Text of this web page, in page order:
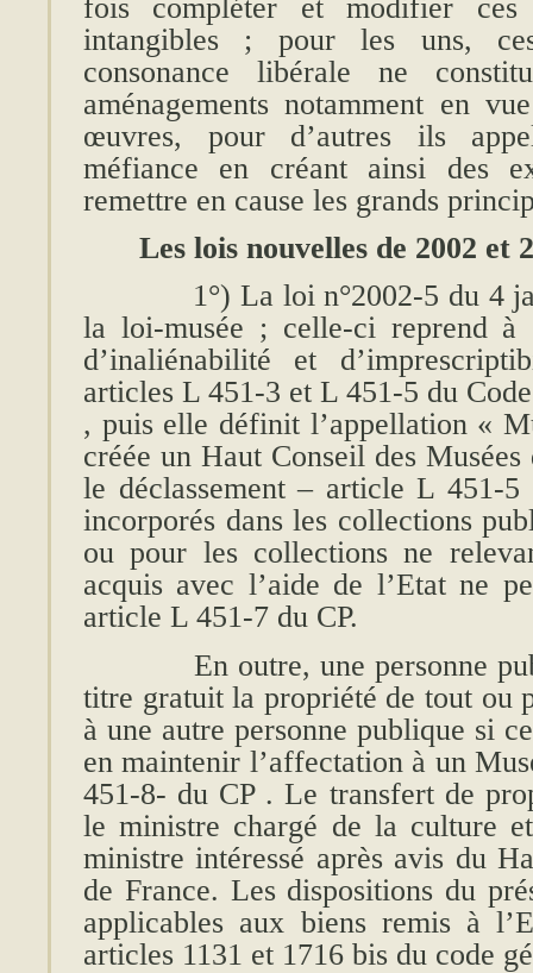
fois compléter et modifier ces
intangibles ; pour les uns,
consonance libérale ne
aménagements notamment en
œuvres, pour d’autres ils
méfiance en créant ainsi des
remettre en cause les grands
Les lois nouvelles de 2002 et
1°) La loi n°2002-5 du 4
la loi-musée ; celle-ci reprend à
d’inaliénabilité et
articles L 451-3 et L 451-5 du
, puis elle définit l’appellation «
créée un Haut Conseil des
le déclassement – article L 451-
incorporés dans les collections
ou pour les collections ne
acquis avec l’aide de l’Etat ne
article L 451-7 du CP.
En outre, une personne
titre gratuit la propriété de tout ou
à une autre personne publique si
en maintenir l’affectation à un
451-8- du CP . Le transfert de
le ministre chargé de la culture
ministre intéressé après avis du
de France. Les dispositions du
applicables aux biens remis à
articles 1131 et 1716 bis du code